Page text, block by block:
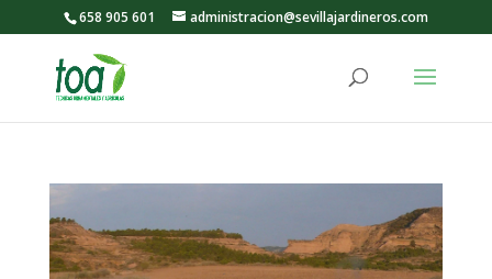
658 905 601 administracion@sevillajardineros.com